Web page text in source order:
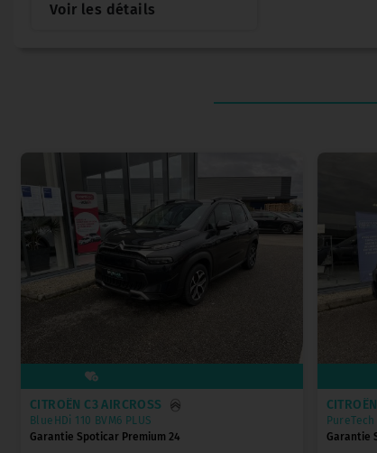
Voir les détails
CITROËN C3 AIRCROSS
BlueHDi 110 BVM6 PLUS
Garantie Spoticar Premium 24
Garantie